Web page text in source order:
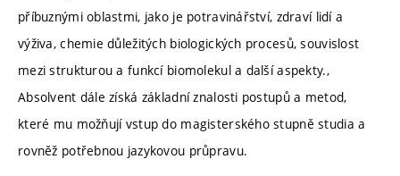
příbuznými oblastmi, jako je potravinářství, zdraví lidí a
výživa, chemie důležitých biologických procesů, souvislost
mezi strukturou a funkcí biomolekul a další aspekty.,
Absolvent dále získá základní znalosti postupů a metod,
které mu možňují vstup do magisterského stupně studia a
rovněž potřebnou jazykovou průpravu.